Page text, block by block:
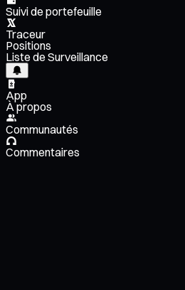
Suivi de portefeuille
Traceur
Positions
Liste de Surveillance
App
À propos
Communautés
Commentaires